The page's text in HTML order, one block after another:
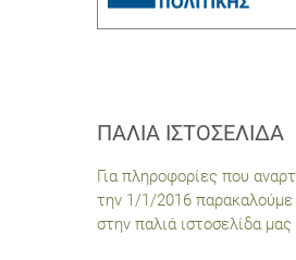
ΠΑΛΙΆ ΙΣΤΟΣΕΛΊΔΑ
Για πληροφορίες που
την 1/1/2016 παρακαλούμε
στην παλιά ιστοσελίδα μας